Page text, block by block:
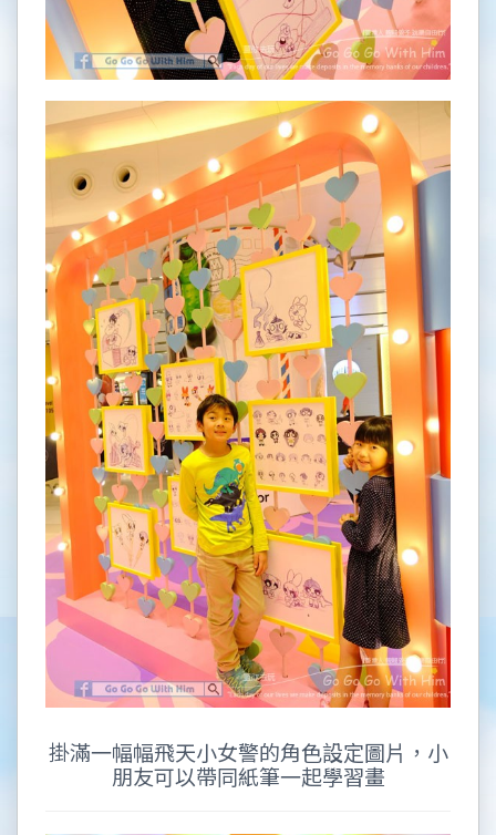
掛滿一幅幅飛天小女警的角色設定圖片，小
朋友可以帶同紙筆一起學習畫